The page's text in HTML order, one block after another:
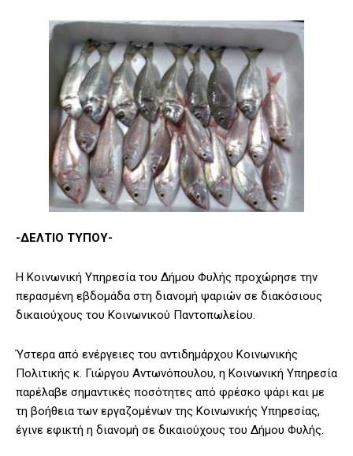
-ΔΕΛΤΙΟ ΤΥΠΟΥ-
Η Κοινωνική Υπηρεσία του Δήμου Φυλής προχώρησε την
περασμένη εβδομάδα στη διανομή ψαριών σε διακόσιους
δικαιούχους του Κοινωνικού Παντοπωλείου.
Ύστερα από ενέργειες του αντιδημάρχου Κοινωνικής
Πολιτικής κ. Γιώργου Αντωνόπουλου, η Κοινωνική Υπηρεσία
παρέλαβε σημαντικές ποσότητες από φρέσκο ψάρι και με
τη βοήθεια των εργαζομένων της Κοινωνικής Υπηρεσίας,
έγινε εφικτή η διανομή σε δικαιούχους του Δήμου Φυλής.